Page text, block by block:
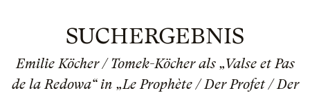
SUCHERGEBNIS
Emilie Köcher / Tomek-Köcher als „Valse et Pas
de la Redowa“ in „Le Prophète / Der Profet / Der